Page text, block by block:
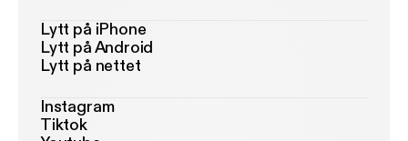
Lytt på iPhone
Lytt på Android
Lytt på nettet
Instagram
Tiktok